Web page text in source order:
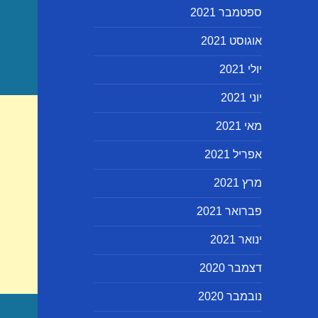
ספטמבר 2021
אוגוסט 2021
יולי 2021
יוני 2021
מאי 2021
אפריל 2021
מרץ 2021
פברואר 2021
ינואר 2021
דצמבר 2020
נובמבר 2020